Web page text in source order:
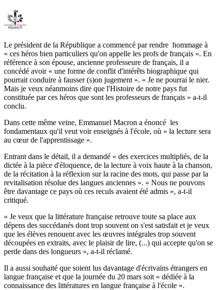
Le président de la République a commencé par rendre hommage à
« ces héros bien particuliers qu'on appelle les profs de français ». En
référence à son épouse, ancienne professeure de français, il a
concédé avoir « une forme de conflit d'intérêts biographique qui
pourrait conduire à fausser (s)on jugement ». « Je ne pourrai le nier.
Mais je veux néanmoins dire que l'Histoire de notre pays fut
constituée par ces héros que sont les professeurs de français » a-t-il
conclu.
Dans cette même veine, Emmanuel Macron a énoncé les
fondamentaux qu'il veut voir enseignés à l'école, où « la lecture sera
au cœur de l'apprentissage ».
Entrant dans le détail, il a demandé « des exercices multipliés, de la
dictée à la pièce d'éloquence, de la lecture à voix haute à la chanson,
de la récitation à la réflexion sur la racine des mots, qui passe par la
revitalisation résolue des langues anciennes ». « Nous ne pouvons
être davantage ce pays où ces reculs avaient été admis », a-t-il
critiqué.
« Je veux que la littérature française retrouve toute sa place aux
dépens des succédanés dont trop souvent on s'est satisfait et je veux
que les élèves renouent avec les œuvres intégrales trop souvent
découpées en extraits, avec le plaisir de lire, (...) qui accepte qu'on se
perde dans des longueurs », a-t-il réclamé.
Il a aussi souhaité que soient lus davantage d'écrivains étrangers en
langue française et que la journée du 20 mars soit « dédiée à la
connaissance des littératures en langue française à l'école ».